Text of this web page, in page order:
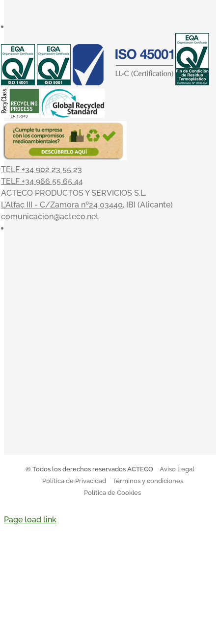
TELF +34 902 23 55 23
TELF +34 966 55 65 44
ACTECO PRODUCTOS Y SERVICIOS S.L.
L'Alfaç III - C/Zamora nº24 03440, IBI (Alicante)
comunicacion@acteco.net
© Todos los derechos reservados ACTECO
Aviso Legal
Política de Privacidad
Términos y condiciones
Política de Cookies
Page load link